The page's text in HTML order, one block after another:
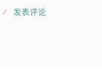
发表评论